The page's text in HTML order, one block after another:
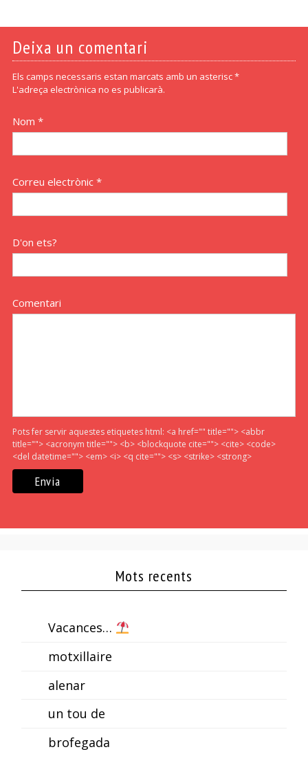
Deixa un comentari
Els camps necessaris estan marcats amb un asterisc *
L'adreça electrònica no es publicarà.
Nom *
Correu electrònic *
D'on ets?
Comentari
Pots fer servir aquestes etiquetes html: <a href="" title=""> <abbr
title=""> <acronym title=""> <b> <blockquote cite=""> <cite> <code>
<del datetime=""> <em> <i> <q cite=""> <s> <strike> <strong>
Mots recents
Vacances…
motxillaire
alenar
un tou de
brofegada